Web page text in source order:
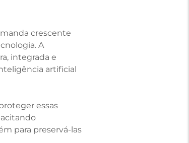
crescente
A
integrada e
artificial
essas
para preservá-las